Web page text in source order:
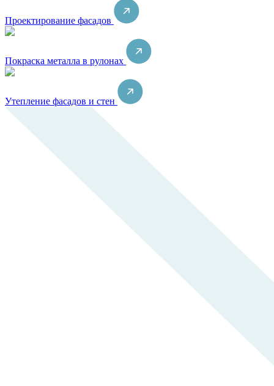
Проектирование фасадов
Покраска металла в рулонах
Утепление фасадов и стен